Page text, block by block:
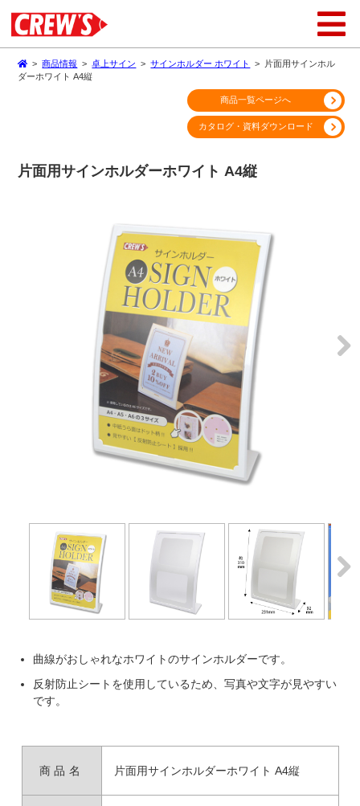
>商品情報 >卓上サイン >サインホルダー ホワイト >
片面用サインホル
ダーホワイト A4縦
片面用サインホルダーホワイト A4縦
商品一覧ページへ
カタログ・資料ダウンロード
曲線がおしゃれなホワイトのサインホルダーです。
反射防止シートを使用しているため、写真や文字が見やすい
です。
商品名 片面用サインホルダーホワイト A4縦